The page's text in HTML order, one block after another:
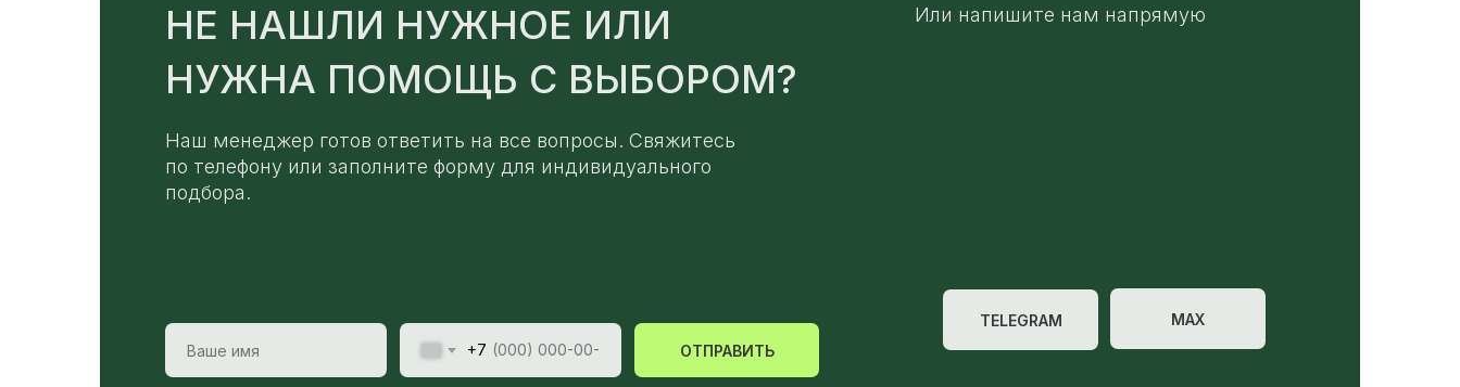
НЕ НАШЛИ НУЖНОЕ ИЛИ
НУЖНА ПОМОЩЬ С ВЫБОРОМ?
Или напишите нам напрямую
Наш менеджер готов ответить на все вопросы. Свяжитесь
по телефону или заполните форму для индивидуального
подбора.
+7 ОТПРАВИТЬ
MAX
TELEGRAM